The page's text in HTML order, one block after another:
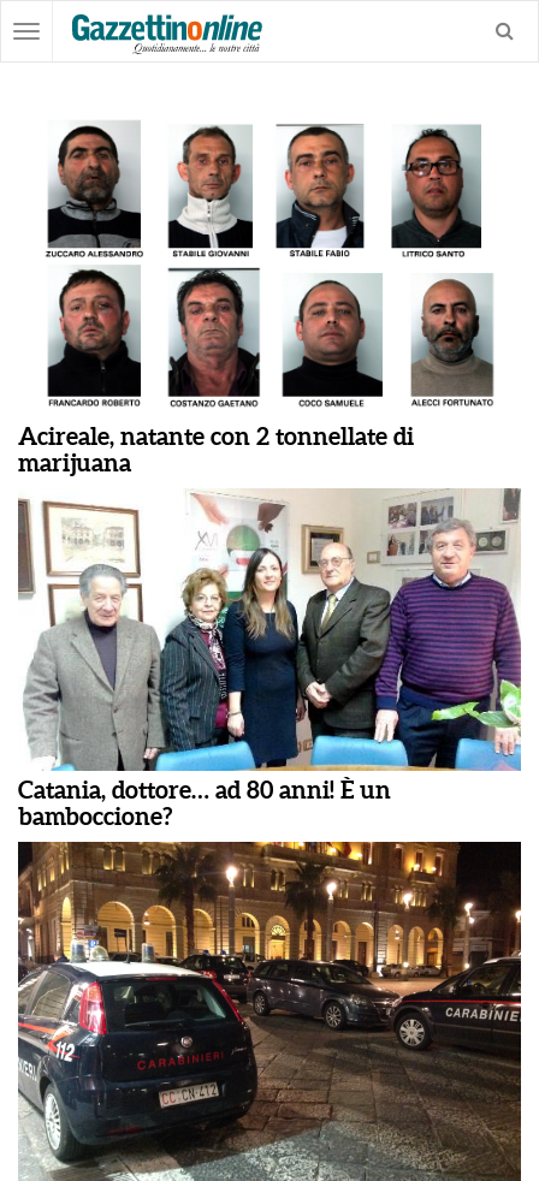
Acireale, natante con 2 tonnellate di
marijuana
Catania, dottore… ad 80 anni! È un
bamboccione?